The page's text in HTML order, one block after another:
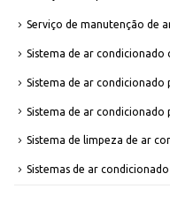
Serviço de manutenção de
Sistema de ar condicionado
Sistema de ar condicionado
Sistema de ar condicionado
Sistema de limpeza de ar
Sistemas de ar